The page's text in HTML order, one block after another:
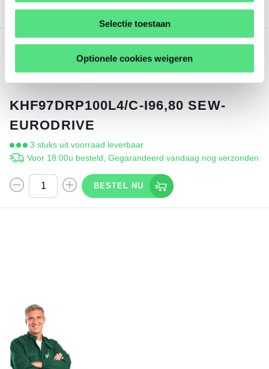
Selectie toestaan
Optionele cookies weigeren
BESTEL DIT PRODUCT
€1.173,56
KHF97DRP100L4/C-I96,80 SEW-
EURODRIVE
3 stuks uit voorraad leverbaar
Voor 18:00u besteld, Gegarandeerd vandaag nog verzonden
BESTEL NU